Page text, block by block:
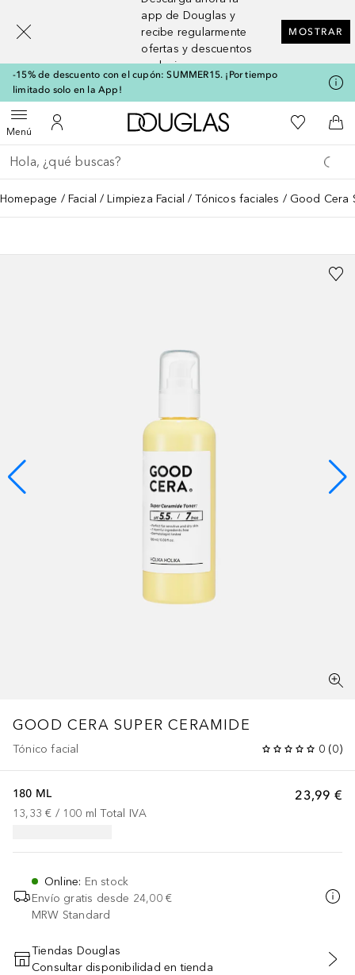
app de Douglas y
recibe regularmente
ofertas y descuentos
exclusivos
MOSTRAR
-15% de descuento con el cupón: SUMMER15. ¡Por tiempo
limitado solo en la App!
MenúAbrir menúMi cuenta
A Douglas HomeMi lista de
A
Regresar
Ejecutar búsqueda
Homepage Facial Limpieza Facial Tónicos faciales Good Cera
GOOD CERA SUPER CERAMIDE
Tónico facial 0 (0)
23,99 €
180 ML
13,33 € / 100 ml Total IVA
Online: En stock
Envío gratis desde 24,00 €
MRW Standard
AÑADIR AL CARRITO
Tiendas Douglas
Consultar disponibilidad en tienda
[navigation.slideout.screenreader]